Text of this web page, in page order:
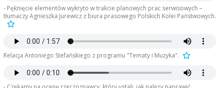
- Pęknięcie elementów wykryto w trakcie planowych prac serwisowych –
tłumaczy Agnieszka Jurewicz z biura prasowego Polskich Kolei Państwowych.
Relacja Antoniego Stefańskiego z programu "Tematy i Muzyka".